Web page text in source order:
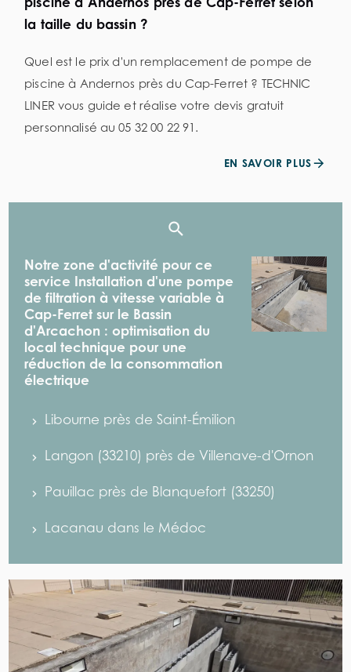
la taille du bassin ?
Quel est le prix d'un remplacement de pompe de
piscine à Andernos près du Cap-Ferret ? TECHNIC
LINER vous guide et réalise votre devis gratuit
personnalisé au 05 32 00 22 91.
EN SAVOIR PLUS
Notre zone d'activité pour ce
service Installation d'une pompe
de filtration à vitesse variable à
Cap-Ferret sur le Bassin
d'Arcachon : optimisation du
local technique pour une
réduction de la consommation
électrique
Libourne près de Saint-Émilion
Langon (33210) près de Villenave-d'Ornon
Pauillac près de Blanquefort (33250)
Lacanau dans le Médoc